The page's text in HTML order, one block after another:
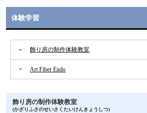
体験学習
飾り房の制作体験教室
Art Fiber Endo
飾り房の制作体験教室
(かざりふさのせいさくたいけんきょうしつ)